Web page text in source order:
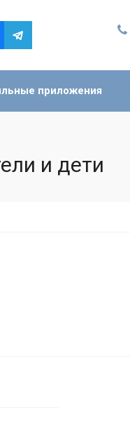
приложения
и дети